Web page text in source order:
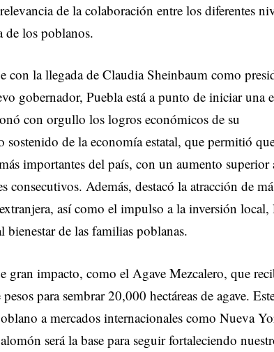
de la colaboración entre los diferentes
de los poblanos.
con la llegada de Claudia Sheinbaum como
gobernador, Puebla está a punto de iniciar una
con orgullo los logros económicos de su
de la economía estatal, que permitió
importantes del país, con un aumento superior
Además, destacó la atracción de
así como el impulso a la inversión local,
de las familias poblanas.
gran impacto, como el Agave Mezcalero, que
para sembrar 20,000 hectáreas de agave.
a mercados internacionales como Nueva
será la base para seguir fortaleciendo